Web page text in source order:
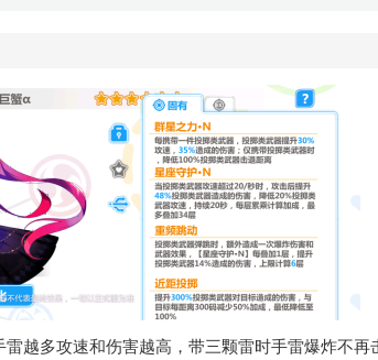
多攻速和伤害越高，带三颗雷时手雷爆炸不再